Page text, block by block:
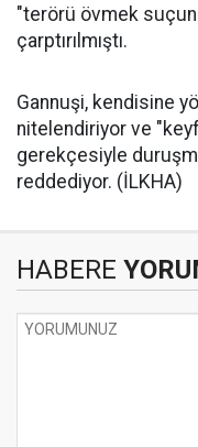
"terörü övmek
çarptırılmıştı.
Gannuşi, kendisine
nitelendiriyor ve
gerekçesiyle
reddediyor. (İLKHA)
HABERE